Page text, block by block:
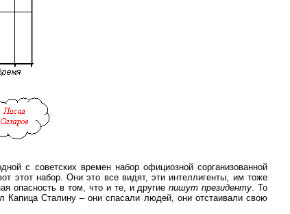
с советских времен набор официозной сорганизованной
этот набор. Они это все видят, эти интеллигенты, им тоже
опасность в том, что и те, и другиепишут президенту . То
Капица Сталину – они спасали людей, они отстаивали свою